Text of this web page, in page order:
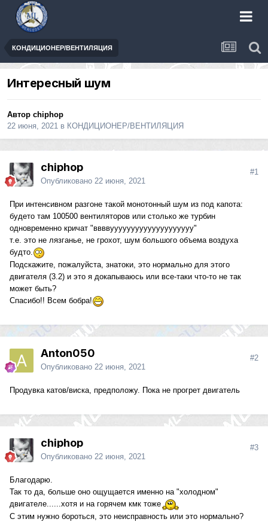
КОНДИЦИОНЕР/ВЕНТИЛЯЦИЯ
Интересный шум
Автор chiphop
22 июня, 2021 в КОНДИЦИОНЕР/ВЕНТИЛЯЦИЯ
chiphop
Опубликовано 22 июня, 2021
#1
При интенсивном разгоне такой монотонный шум из под капота:
будето там 100500 вентиляторов или столько же турбин
одновременно кричат "ввввуууууууууууууууууууу"
т.е. это не лязганье, не грохот, шум большого объема воздуха
будто.
Подскажите, пожалуйста, знатоки, это нормально для этого
двигателя (3.2) и это я докапываюсь или все-таки что-то не так
может быть?
Спасибо!! Всем бобра!
Anton050
Опубликовано 22 июня, 2021
#2
Продувка катов/виска, предположу. Пока не прогрет двигатель
chiphop
Опубликовано 22 июня, 2021
#3
Благодарю.
Так то да, больше оно ощущается именно на "холодном"
двигателе......хотя и на горячем кмк тоже
С этим нужно бороться, это неисправность или это нормально?